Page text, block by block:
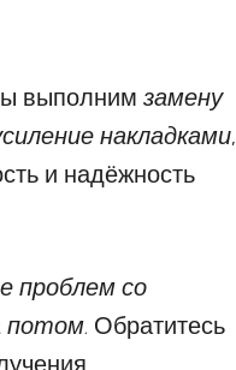
выполним замену
накладками,
и надёжность
проблем со
потом. Обратитесь